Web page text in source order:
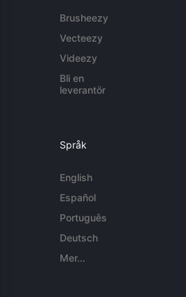
Brusheezy
Vecteezy
Videezy
Bli en
leverantör
Språk
English
Español
Português
Deutsch
Mer...